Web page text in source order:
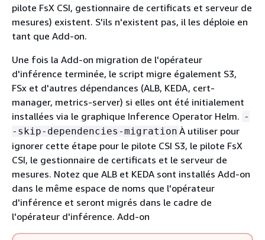
pilote FsX CSI, gestionnaire de certificats et serveur de
mesures) existent. S'ils n'existent pas, il les déploie en
tant que Add-on.
Une fois la Add-on migration de l'opérateur
d'inférence terminée, le script migre également S3,
FSx et d'autres dépendances (ALB, KEDA, cert-
manager, metrics-server) si elles ont été initialement
installées via le graphique Inference Operator Helm. -
-skip-dependencies-migration À utiliser pour
ignorer cette étape pour le pilote CSI S3, le pilote FsX
CSI, le gestionnaire de certificats et le serveur de
mesures. Notez que ALB et KEDA sont installés Add-on
dans le même espace de noms que l'opérateur
d'inférence et seront migrés dans le cadre de
l'opérateur d'inférence. Add-on